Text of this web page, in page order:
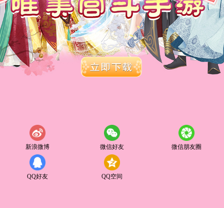
新浪微博 微信好友 微信朋友圈
QQ好友 QQ空间